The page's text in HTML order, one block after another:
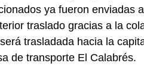
ya fueron enviadas
traslado gracias a la
trasladada hacia la
de transporte El Calabrés.